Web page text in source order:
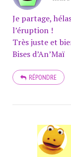
Je partage,
l’éruption !
Très juste et
Bises d’An’Maï
RÉPONDRE